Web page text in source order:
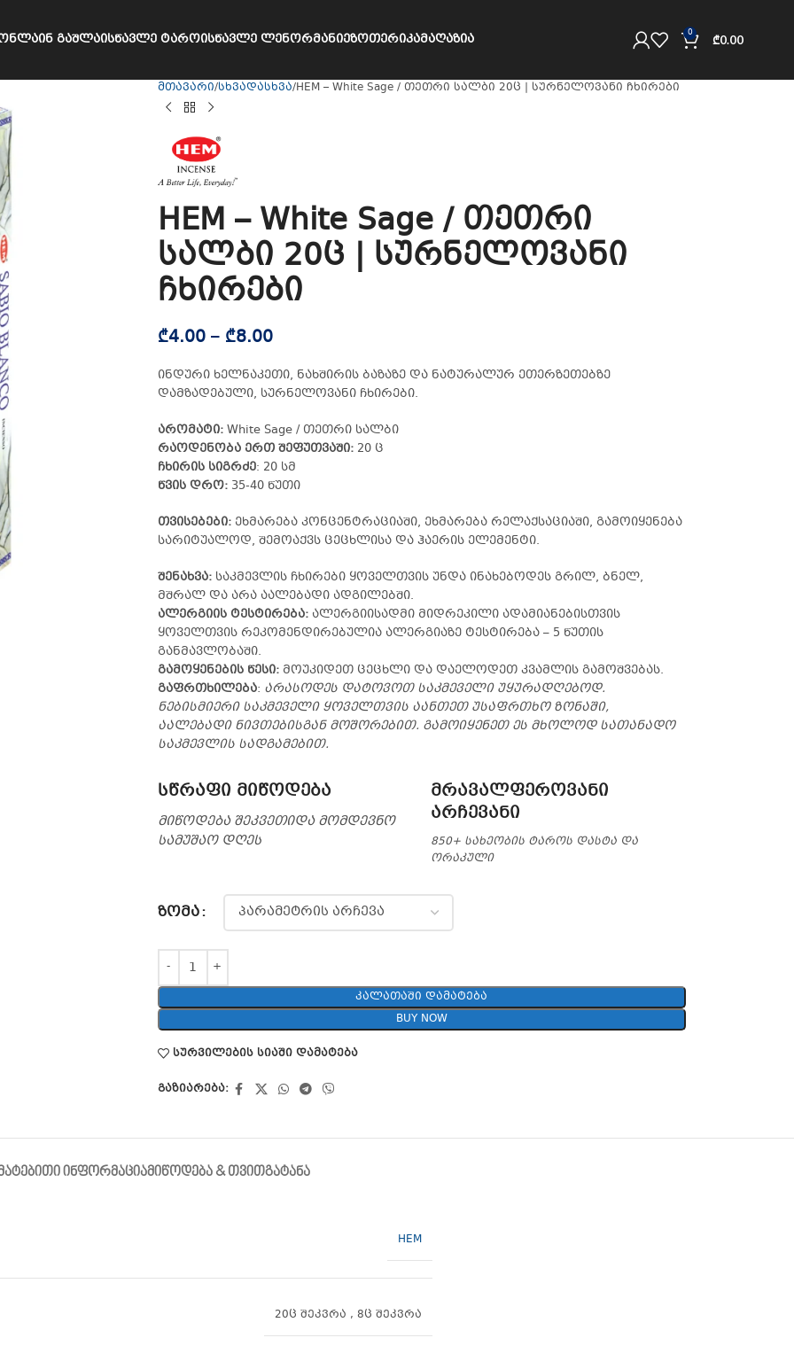
ᲒᲐᲨᲚᲐᲘᲡᲬᲐᲕᲚᲔ ᲢᲐᲠᲝᲘᲡᲬᲐᲕᲚᲔ ᲚᲔᲜᲝᲠᲛᲐᲜᲘᲔᲖᲝᲗᲔᲠᲘᲙᲐᲛᲐᲦᲐᲖᲘᲐ 0 ₾0.00
მთავარი სხვადასხვა HEM – White Sage / თეთრი სალბი 20ც | სურნელოვანი ჩხირები
HEM – White Sage / თეთრი
სალბი 20ც | სურნელოვანი
ჩხირები
₾4.00 – ₾8.00
ინდური ხელნაკეთი, ნახშირის ბაზაზე და ნატურალურ ეთერზეთებზე
დამზადებული, სურნელოვანი ჩხირები.
არომატი:White Sage / თეთრი სალბი
რაოდენობა ერთ შეფუთვაში:20 ც
ჩხირის სიგრძე: 20 სმ
წვის დრო:35-40 წუთი
თვისებები: ეხმარება კონცენტრაციაში, ეხმარება რელაქსაციაში, გამოიყენება
სარიტუალოდ, შემოაქვს ცეცხლისა და ჰაერის ელემენტი.
შენახვა: საკმევლის ჩხირები ყოველთვის უნდა ინახებოდეს გრილ, ბნელ,
მშრალ და არა აალებადი ადგილებში.
ალერგიის ტესტირება:ალერგიისადმი მიდრეკილი ადამიანებისთვის
ყოველთვის რეკომენდირებულია ალერგიაზე ტესტირება – 5 წუთის
განმავლობაში.
გამოყენების წესი:მოუკიდეთ ცეცხლი და დაელოდეთ კვამლის გამოშვებას.
გაფრთხილება: არასოდეს დატოვოთ საკმეველი უყურადღებოდ.
ნებისმიერი საკმეველი ყოველთვის აანთეთ უსაფრთხო ზონაში,
აალებადი ნივთებისგან მოშორებით. გამოიყენეთ ეს მხოლოდ სათანადო
საკმევლის სადგამებით.
სწრაფი მიწოდება
მიწოდება შეკვეთიდა მომდევნო
სამუშაო დღეს
მრავალფეროვანი
არჩევანი
850+ სახეობის ტაროს დასტა და
ორაკული
ᲖᲝᲛᲐ
ᲙᲐᲚᲐᲗᲐᲨᲘ ᲓᲐᲛᲐᲢᲔᲑᲐ
BUY NOW
სურვილების სიაში დამატება
გაზიარება:
ᲘᲜᲤᲝᲠᲛᲐᲪᲘᲐᲛᲘᲬᲝᲓᲔᲑᲐ & ᲗᲕᲘᲗᲒᲐᲢᲐᲜᲐ
HEM
20ც შეკვრა , 8ც შეკვრა